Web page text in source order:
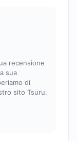
recensione
sua
di
sito Tsuru.